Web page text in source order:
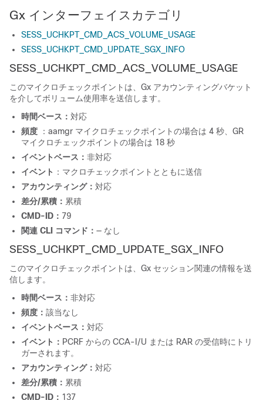
Gx インターフェイスカテゴリ
SESS_UCHKPT_CMD_ACS_VOLUME_USAGE
SESS_UCHKPT_CMD_UPDATE_SGX_INFO
SESS_UCHKPT_CMD_ACS_VOLUME_USAGE
このマイクロチェックポイントは、Gx アカウンティングバケット
を介してボリューム使用率を送信します。
時間ベース： 対応
頻度
：aamgr マイクロチェックポイントの場合は 4 秒、GR
マイクロチェックポイントの場合は 18 秒
イベントベース： 非対応
イベント ：マクロチェックポイントとともに送信
アカウンティング： 対応
差分/累積： 累積
CMD-ID： 79
関連 CLI コマンド： — なし
SESS_UCHKPT_CMD_UPDATE_SGX_INFO
このマイクロチェックポイントは、Gx セッション関連の情報を送
信します。
時間ベース： 非対応
頻度： 該当なし
イベントベース： 対応
イベント： PCRF からの CCA-I/U または RAR の受信時にトリ
ガーされます。
アカウンティング： 対応
差分/累積： 累積
CMD-ID： 137